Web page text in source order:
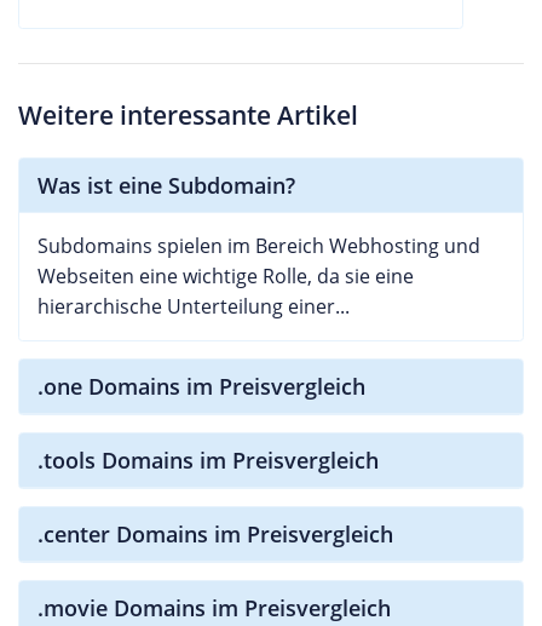
Weitere interessante Artikel
Was ist eine Subdomain?
Subdomains spielen im Bereich Webhosting und
Webseiten eine wichtige Rolle, da sie eine
hierarchische Unterteilung einer...
.one Domains im Preisvergleich
.tools Domains im Preisvergleich
.center Domains im Preisvergleich
.movie Domains im Preisvergleich